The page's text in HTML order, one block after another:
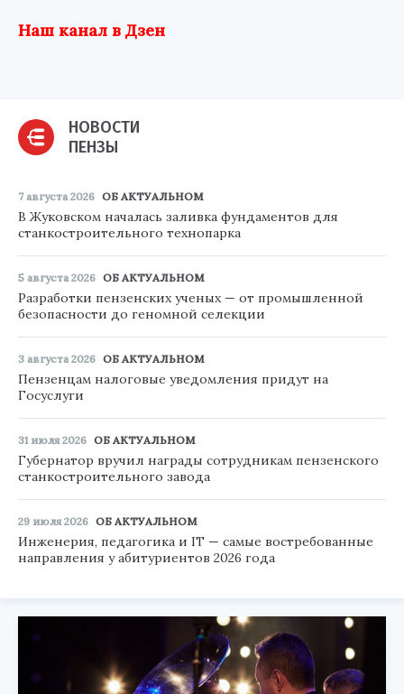
Наш канал в Дзен
НОВОСТИ
ПЕНЗЫ
7 августа 2026 ОБ АКТУАЛЬНОМ
В Жуковском началась заливка фундаментов для
станкостроительного технопарка
5 августа 2026 ОБ АКТУАЛЬНОМ
Разработки пензенских ученых — от промышленной
безопасности до геномной селекции
3 августа 2026 ОБ АКТУАЛЬНОМ
Пензенцам налоговые уведомления придут на
Госуслуги
31 июля 2026 ОБ АКТУАЛЬНОМ
Губернатор вручил награды сотрудникам пензенского
станкостроительного завода
29 июля 2026 ОБ АКТУАЛЬНОМ
Инженерия, педагогика и IT — самые востребованные
направления у абитуриентов 2026 года